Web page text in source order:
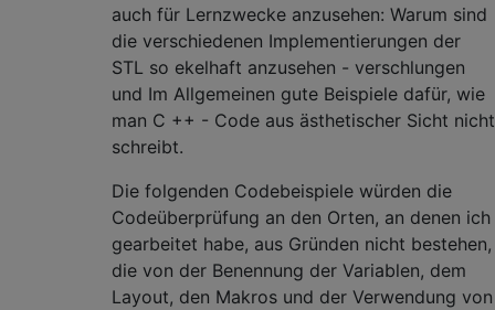
auch für Lernzwecke anzusehen: Warum sind
die verschiedenen Implementierungen der
STL so ekelhaft anzusehen - verschlungen
und Im Allgemeinen gute Beispiele dafür, wie
man C ++ - Code aus ästhetischer Sicht nicht
schreibt.
Die folgenden Codebeispiele würden die
Codeüberprüfung an den Orten, an denen ich
gearbeitet habe, aus Gründen nicht bestehen,
die von der Benennung der Variablen, dem
Layout, den Makros und der Verwendung von